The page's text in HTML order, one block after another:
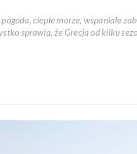
ciepłe morze, wspaniałe
sprawia, że Grecja od kilku